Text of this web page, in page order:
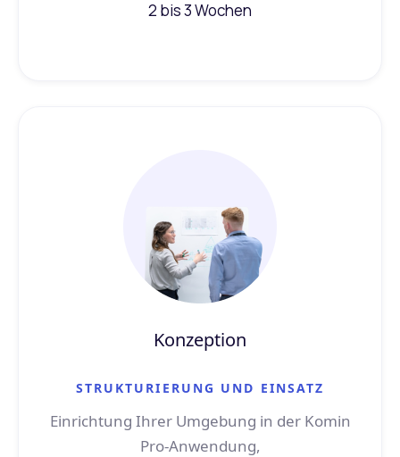
2 bis 3 Wochen
Konzeption
STRUKTURIERUNG UND EINSATZ
Einrichtung Ihrer Umgebung in der Komin
Pro-Anwendung,